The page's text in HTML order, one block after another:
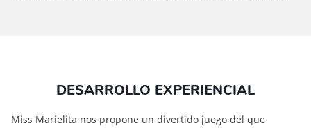
DESARROLLO EXPERIENCIAL
Miss Marielita nos propone un divertido juego del que